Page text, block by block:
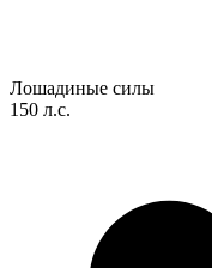
Лошадиные силы
150 л.с.